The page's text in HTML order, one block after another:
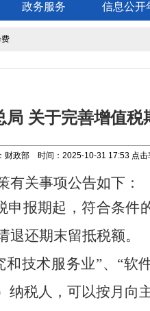
政务服务 信息公开
局 关于完善增值
财政部 时间：2025-10-31 17:53 点击
有关事项公告如下：
申报期起，符合条件
还期末留抵税额。
和技术服务业”、 “软
纳税人，可以按月向